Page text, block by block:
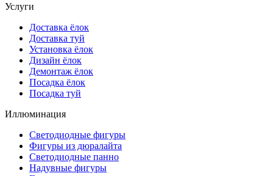
Услуги
Доставка ёлок
Доставка туй
Установка ёлок
Дизайн ёлок
Демонтаж ёлок
Посадка ёлок
Посадка туй
Иллюминация
Светодиодные фигуры
Фигуры из дюралайта
Светодиодные панно
Надувные фигуры